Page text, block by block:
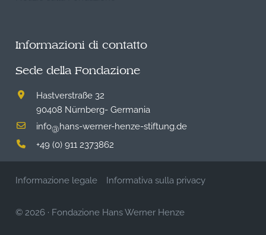
Informazioni di contatto
Sede della Fondazione
Hastverstraße 32
90408 Nürnberg- Germania
info@hans-werner-henze-stiftung.de
+49 (0) 911 2373862
Informazione legale Informativa sulla privacy
© 2026 · Fondazione Hans Werner Henze